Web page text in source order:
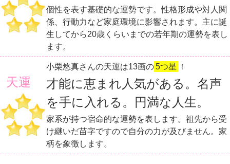
個性を表す基礎的な運勢です。性格形成や対人関
係、行動力など家庭環境に影響されます。主に誕
生してから20歳くらいまでの若年期の運勢を表し
ます。
天運
小栗悠真さんの天運は13画の5つ星 ！
才能に恵まれ人気がある。名声
を手に入れる。円満な人生。
家系が持つ宿命的な運勢を表します。祖先から受
け継いだ苗字ですので自分の力が及びません。家
柄を象徴します。